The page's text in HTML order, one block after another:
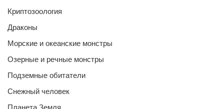
Криптозоология
Драконы
Морские и океанские монстры
Озерные и речные монстры
Подземные обитатели
Снежный человек
Планета Земля